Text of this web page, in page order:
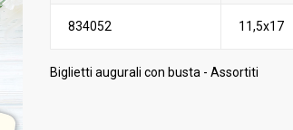
834052 11,5x17
Biglietti augurali con busta - Assortiti